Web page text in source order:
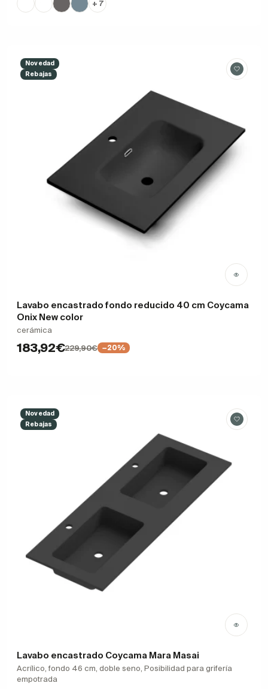
+ 7
Novedad
Rebajas
Lavabo encastrado fondo reducido 40 cm Coycama
Onix New color
cerámica
183,92€229,90€ −20%
Novedad
Rebajas
Lavabo encastrado Coycama Mara Masai
Acrílico, fondo 46 cm, doble seno, Posibilidad para grifería
empotrada